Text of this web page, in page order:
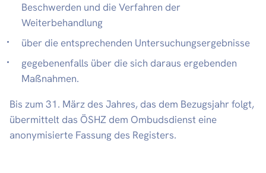
Beschwerden und die Verfahren der
Weiterbehandlung
über die entsprechenden Untersuchungsergebnisse
gegebenenfalls über die sich daraus ergebenden
Maßnahmen.
Bis zum 31. März des Jahres, das dem Bezugsjahr folgt,
übermittelt das ÖSHZ dem Ombudsdienst eine
anonymisierte Fassung des Registers.